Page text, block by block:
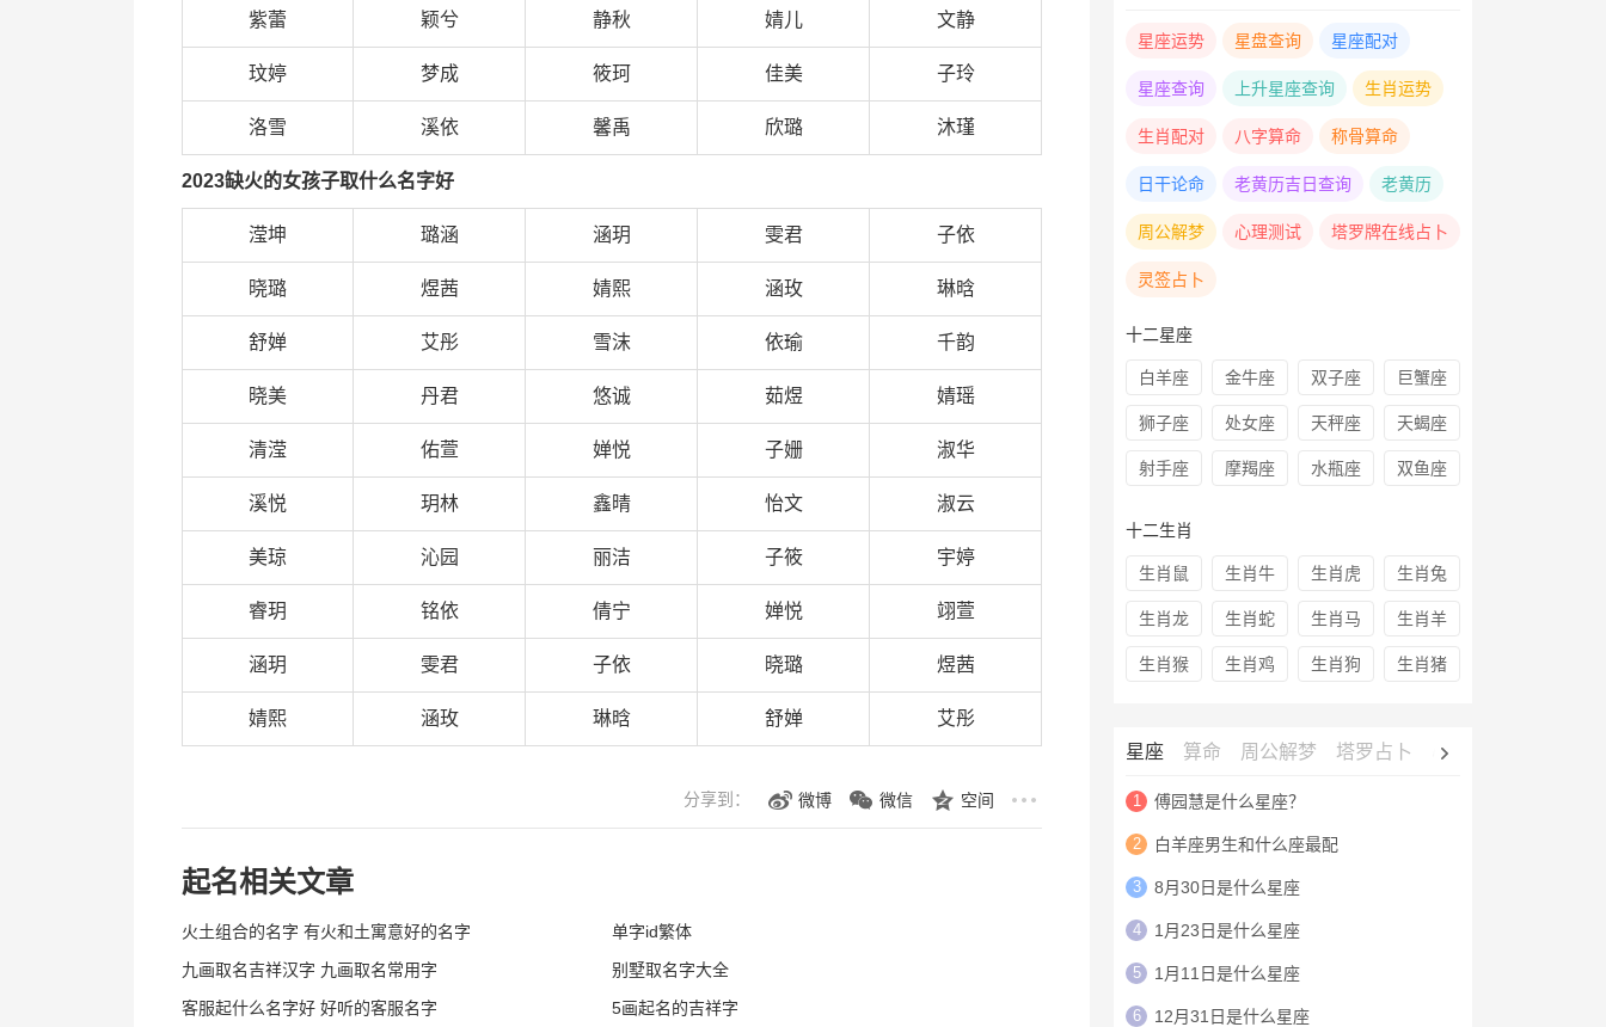
紫蕾 颖兮 静秋 婧儿 文静
玟婷 梦成 筱珂 佳美 子玲
洛雪 溪依 馨禹 欣璐 沐瑾
2023缺火的女孩子取什么名字好
滢坤 璐涵 涵玥 雯君 子依
晓璐 煜茜 婧熙 涵玫 琳晗
舒婵 艾彤 雪沫 依瑜 千韵
晓美 丹君 悠诚 茹煜 婧瑶
清滢 佑萱 婵悦 子姗 淑华
溪悦 玥林 鑫晴 怡文 淑云
美琼 沁园 丽洁 子筱 宇婷
睿玥 铭依 倩宁 婵悦 翊萱
涵玥 雯君 子依 晓璐 煜茜
婧熙 涵玫 琳晗 舒婵 艾彤
分享到： 微博 微信 空间
起名相关文章
火土组合的名字 有火和土寓意好的名字
单字id繁体
九画取名吉祥汉字 九画取名常用字
别墅取名字大全
客服起什么名字好 好听的客服名字
5画起名的吉祥字
星座运势 星盘查询 星座配对
星座查询 上升星座查询 生肖运势
生肖配对 八字算命 称骨算命
日干论命 老黄历吉日查询 老黄历
周公解梦 心理测试 塔罗牌在线占卜
灵签占卜
十二星座
白羊座 金牛座 双子座 巨蟹座
狮子座 处女座 天秤座 天蝎座
射手座 摩羯座 水瓶座 双鱼座
十二生肖
生肖鼠 生肖牛 生肖虎 生肖兔
生肖龙 生肖蛇 生肖马 生肖羊
生肖猴 生肖鸡 生肖狗 生肖猪
星座 算命 周公解梦 塔罗占卜 心理测试
1 傅园慧是什么星座？
2 白羊座男生和什么座最配
3 8月30日是什么星座
4 1月23日是什么星座
5 1月11日是什么星座
6 12月31日是什么星座